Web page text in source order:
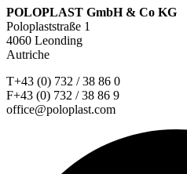
POLOPLAST GmbH & Co KG
Poloplaststraße 1
4060 Leonding
Autriche
T+43 (0) 732 / 38 86 0
F+43 (0) 732 / 38 86 9
office@poloplast.com